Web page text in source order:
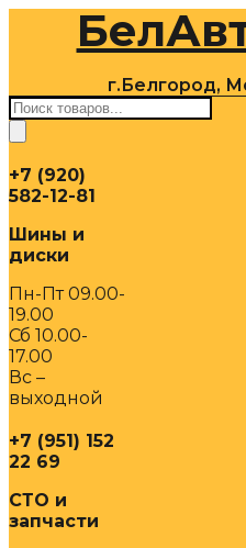
содержимому
г.Белгород,
Поиск
товаров
+7 (920)
582-12-81
Шины и
диски
Пн-Пт 09.00-
19.00
Сб 10.00-
17.00
Вс –
выходной
+7 (951) 152
22 69
СТО и
запчасти